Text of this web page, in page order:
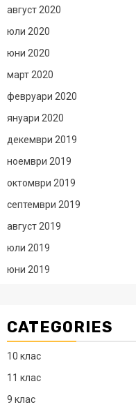
август 2020
юли 2020
юни 2020
март 2020
февруари 2020
януари 2020
декември 2019
ноември 2019
октомври 2019
септември 2019
август 2019
юли 2019
юни 2019
CATEGORIES
10 клас
11 клас
9 клас